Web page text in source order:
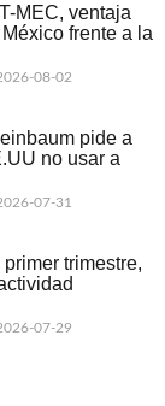
MEC, ventaja
frente a la
08-02
pide a
no usar a
07-31
primer trimestre,
entidades
07-29